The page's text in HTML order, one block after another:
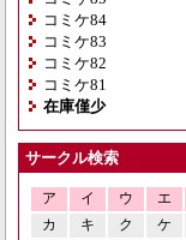
コミケ84
コミケ83
コミケ82
コミケ81
在庫僅少
サークル検索
ア イ ウ エ
カ
キ ク ケ